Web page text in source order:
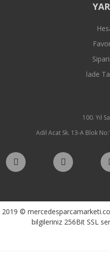
İade
100. Yıl
Adil Acat Sk. 13-A Blok
2019 ©
bilgileriniz 256Bit SSL